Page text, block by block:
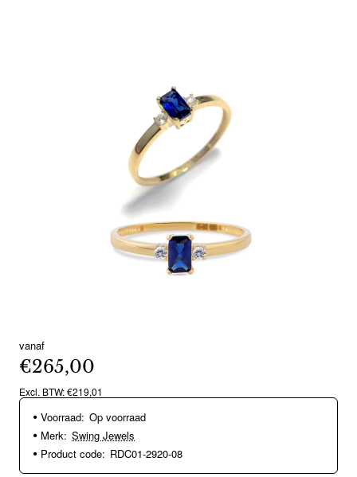
vanaf
€265,00
Excl. BTW: €219,01
Voorraad: Op voorraad
Merk: Swing Jewels
Product code: RDC01-2920-08